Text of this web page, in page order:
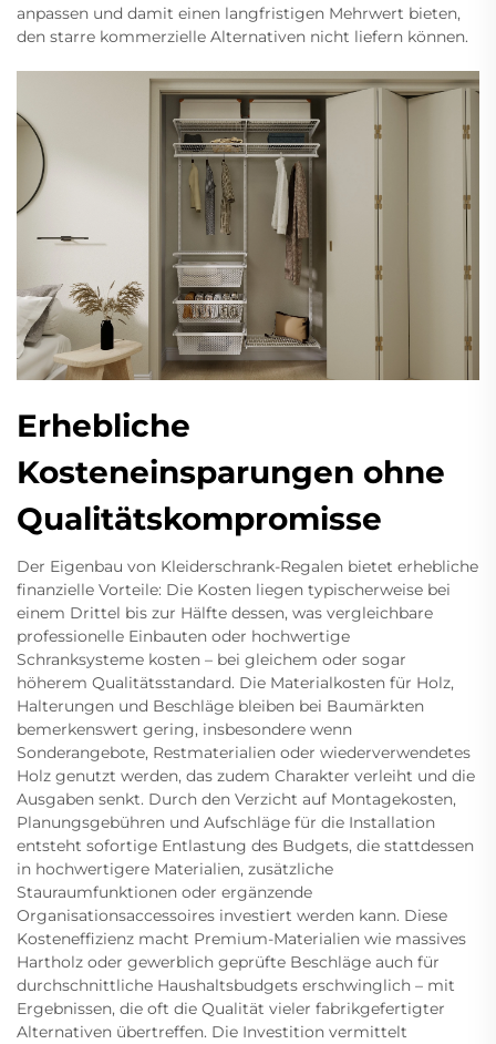
anpassen und damit einen langfristigen Mehrwert bieten,
den starre kommerzielle Alternativen nicht liefern können.
Erhebliche
Kosteneinsparungen ohne
Qualitätskompromisse
Der Eigenbau von Kleiderschrank-Regalen bietet erhebliche
finanzielle Vorteile: Die Kosten liegen typischerweise bei
einem Drittel bis zur Hälfte dessen, was vergleichbare
professionelle Einbauten oder hochwertige
Schranksysteme kosten – bei gleichem oder sogar
höherem Qualitätsstandard. Die Materialkosten für Holz,
Halterungen und Beschläge bleiben bei Baumärkten
bemerkenswert gering, insbesondere wenn
Sonderangebote, Restmaterialien oder wiederverwendetes
Holz genutzt werden, das zudem Charakter verleiht und die
Ausgaben senkt. Durch den Verzicht auf Montagekosten,
Planungsgebühren und Aufschläge für die Installation
entsteht sofortige Entlastung des Budgets, die stattdessen
in hochwertigere Materialien, zusätzliche
Stauraumfunktionen oder ergänzende
Organisationsaccessoires investiert werden kann. Diese
Kosteneffizienz macht Premium-Materialien wie massives
Hartholz oder gewerblich geprüfte Beschläge auch für
durchschnittliche Haushaltsbudgets erschwinglich – mit
Ergebnissen, die oft die Qualität vieler fabrikgefertigter
Alternativen übertreffen. Die Investition vermittelt